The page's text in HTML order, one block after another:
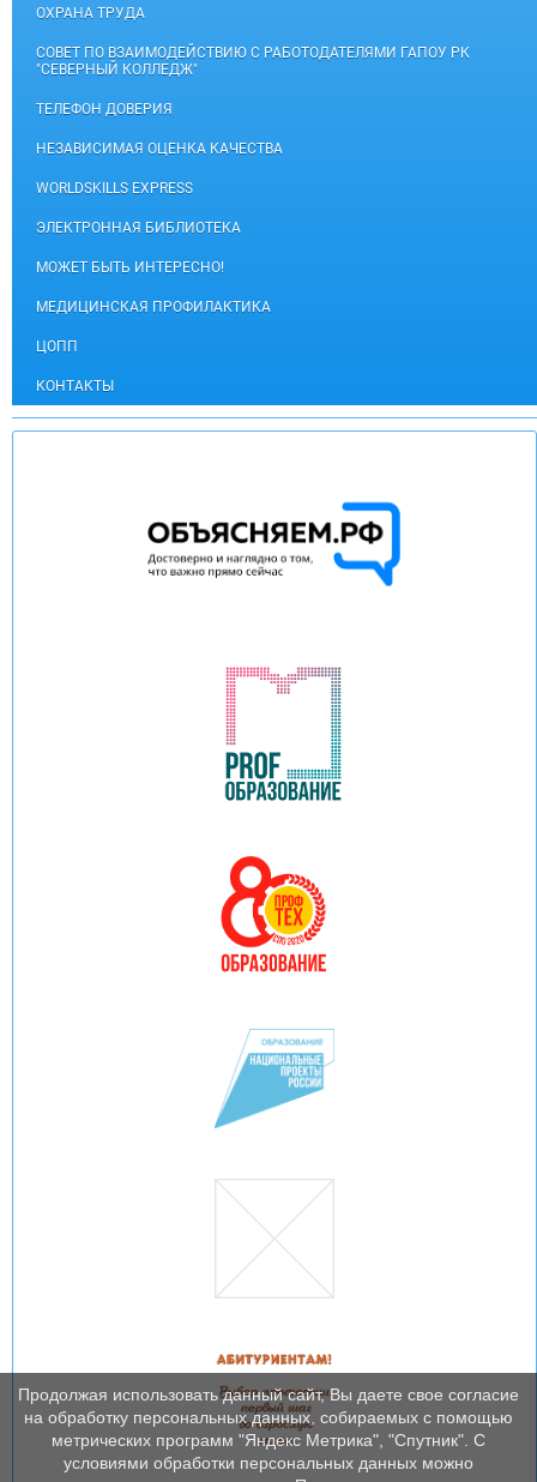
ОХРАНА ТРУДА
СОВЕТ ПО ВЗАИМОДЕЙСТВИЮ С РАБОТОДАТЕЛЯМИ ГАПОУ РК
"СЕВЕРНЫЙ КОЛЛЕДЖ"
ТЕЛЕФОН ДОВЕРИЯ
НЕЗАВИСИМАЯ ОЦЕНКА КАЧЕСТВА
WORLDSKILLS EXPRESS
ЭЛЕКТРОННАЯ БИБЛИОТЕКА
МОЖЕТ БЫТЬ ИНТЕРЕСНО!
МЕДИЦИНСКАЯ ПРОФИЛАКТИКА
ЦОПП
КОНТАКТЫ
Продолжая использовать данный сайт, Вы даете свое согласие
на обработку персональных данных, собираемых с помощью
метрических программ "Яндекс Метрика", "Спутник". С
условиями обработки персональных данных можно